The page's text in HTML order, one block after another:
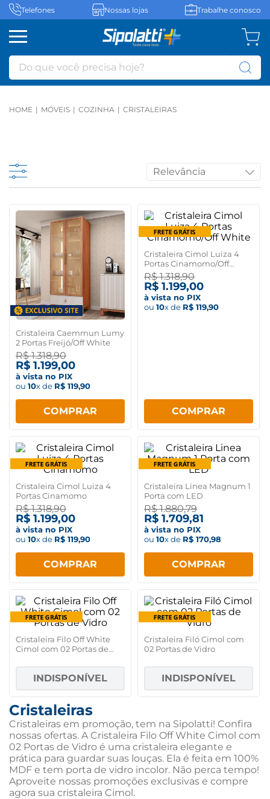
Telefones Nossas lojas Trabalhe conosco
Do que você precisa hoje?
MÓVEIS COZINHA CRISTALEIRAS
Relevância
Cristaleira Caemmun Lumy
2 Portas Freijó/Off White
R$ 1.318,90
R$ 1.199,00
à vista no PIX
ou 10x de R$ 119,90
COMPRAR
Cristaleira Cimol Luiza 4
Portas Cinamomo/Off
White
R$ 1.318,90
R$ 1.199,00
à vista no PIX
ou 10x de R$ 119,90
COMPRAR
Cristaleira Cimol Luiza 4
Portas Cinamomo
R$ 1.318,90
R$ 1.199,00
à vista no PIX
ou 10x de R$ 119,90
COMPRAR
Cristaleira Linea Magnum 1
Porta com LED
R$ 1.880,79
R$ 1.709,81
à vista no PIX
ou 10x de R$ 170,98
COMPRAR
Cristaleira Filo Off White
Cimol com 02 Portas de
INDISPONÍVEL
Cristaleira Filó Cimol com
02 Portas de Vidro
INDISPONÍVEL
Cristaleiras
Cristaleiras em promoção, tem na Sipolatti! Confira
nossas ofertas. A Cristaleira Filo Off White Cimol com
02 Portas de Vidro é uma cristaleira elegante e
prática para guardar suas louças. Ela é feita em 100%
MDF e tem porta de vidro incolor. Não perca tempo!
Aproveite nossas promoções exclusivas e compre
agora sua cristaleira Cimol.